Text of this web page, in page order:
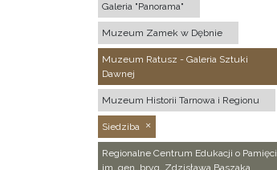
Galeria "Panorama"
Muzeum Zamek w Dębnie
Muzeum Ratusz - Galeria Sztuki
Dawnej
Muzeum Historii Tarnowa i Regionu
Siedziba
Regionalne Centrum Edukacji o Pamięci